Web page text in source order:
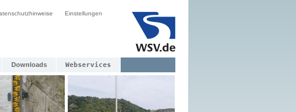
Einstellungen
Downloads Webservices